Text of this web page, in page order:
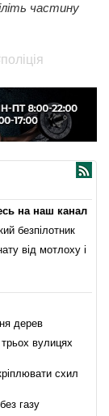
частину
на наш канал
безпілотник
від мотлоху і
дерев
вулицях
схил
газу